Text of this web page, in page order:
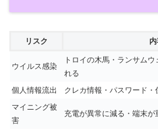
リスク
ウイルス感染
トロイの木馬・ランサム
れる
個人情報流出
クレカ情報・パスワード・
マイニング被
害
充電が異常に減る・端末が